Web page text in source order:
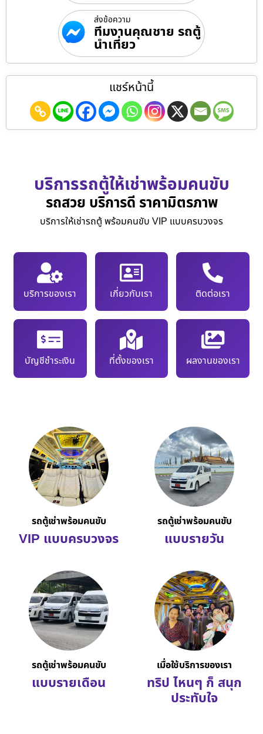
ส่งข้อความ
ทีมงานคุณชาย รถตู้
นำเที่ยว
แชร์หน้านี้
บริการรถตู้ให้เช่าพร้อมคนขับ
รถสวย บริการดี ราคามิตรภาพ
บริการให้เช่ารถตู้ พร้อมคนขับ VIP แบบครบวงจร
บริการของเรา เกี่ยวกับเรา ติดต่อเรา
บัญชีชำระเงิน ที่ตั้งของเรา ผลงานของเรา
รถตู้เช่าพร้อมคนขับ
VIP แบบครบวงจร
รถตู้เช่าพร้อมคนขับ
แบบรายวัน
รถตู้เช่าพร้อมคนขับ
แบบรายเดือน
เมื่อใช้บริการของเรา
ทริป ไหนๆ ก็ สนุก
ประทับใจ